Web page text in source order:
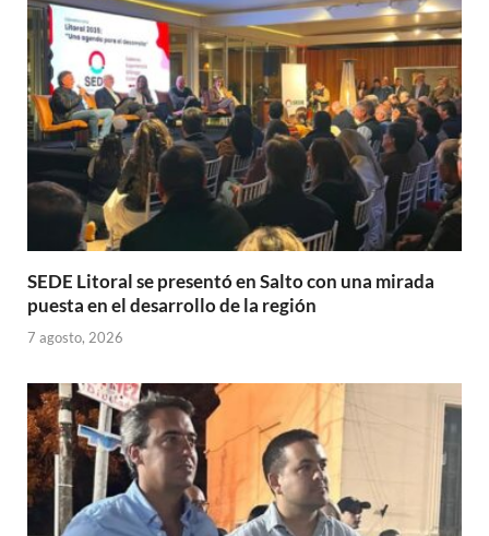
p
p
o
k
ti
r
SEDE Litoral se presentó en Salto con una mirada
puesta en el desarrollo de la región
7 agosto, 2026